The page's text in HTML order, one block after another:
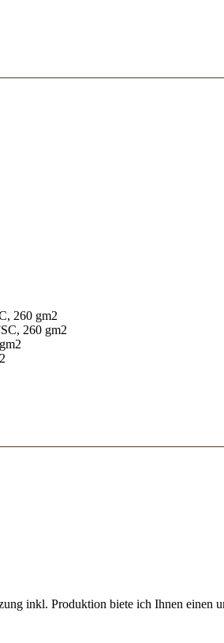
260 gm2
260 gm2
inkl. Produktion biete ich Ihnen einen